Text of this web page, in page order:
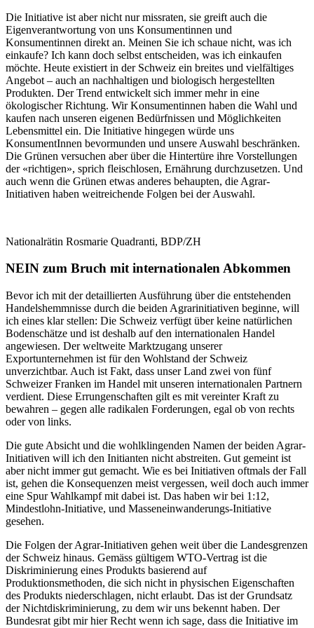
Die Initiative ist aber nicht nur missraten, sie greift auch die
Eigenverantwortung von uns Konsumentinnen und
Konsumentinnen direkt an. Meinen Sie ich schaue nicht, was ich
einkaufe? Ich kann doch selbst entscheiden, was ich einkaufen
möchte. Heute existiert in der Schweiz ein breites und vielfältiges
Angebot – auch an nachhaltigen und biologisch hergestellten
Produkten. Der Trend entwickelt sich immer mehr in eine
ökologischer Richtung. Wir Konsumentinnen haben die Wahl und
kaufen nach unseren eigenen Bedürfnissen und Möglichkeiten
Lebensmittel ein. Die Initiative hingegen würde uns
KonsumentInnen bevormunden und unsere Auswahl beschränken.
Die Grünen versuchen aber über die Hintertüre ihre Vorstellungen
der «richtigen», sprich fleischlosen, Ernährung durchzusetzen. Und
auch wenn die Grünen etwas anderes behaupten, die Agrar-
Initiativen haben weitreichende Folgen bei der Auswahl.
Nationalrätin Rosmarie Quadranti, BDP/ZH
NEIN zum Bruch mit internationalen Abkommen
Bevor ich mit der detaillierten Ausführung über die entstehenden
Handelshemmnisse durch die beiden Agrarinitiativen beginne, will
ich eines klar stellen: Die Schweiz verfügt über keine natürlichen
Bodenschätze und ist deshalb auf den internationalen Handel
angewiesen. Der weltweite Marktzugang unserer
Exportunternehmen ist für den Wohlstand der Schweiz
unverzichtbar. Auch ist Fakt, dass unser Land zwei von fünf
Schweizer Franken im Handel mit unseren internationalen Partnern
verdient. Diese Errungenschaften gilt es mit vereinter Kraft zu
bewahren – gegen alle radikalen Forderungen, egal ob von rechts
oder von links.
Die gute Absicht und die wohlklingenden Namen der beiden Agrar-
Initiativen will ich den Initianten nicht abstreiten. Gut gemeint ist
aber nicht immer gut gemacht. Wie es bei Initiativen oftmals der Fall
ist, gehen die Konsequenzen meist vergessen, weil doch auch immer
eine Spur Wahlkampf mit dabei ist. Das haben wir bei 1:12,
Mindestlohn-Initiative, und Masseneinwanderungs-Initiative
gesehen.
Die Folgen der Agrar-Initiativen gehen weit über die Landesgrenzen
der Schweiz hinaus. Gemäss gültigem WTO-Vertrag ist die
Diskriminierung eines Produkts basierend auf
Produktionsmethoden, die sich nicht in physischen Eigenschaften
des Produkts niederschlagen, nicht erlaubt. Das ist der Grundsatz
der Nichtdiskriminierung, zu dem wir uns bekennt haben. Der
Bundesrat gibt mir hier Recht wenn ich sage, dass die Initiative im